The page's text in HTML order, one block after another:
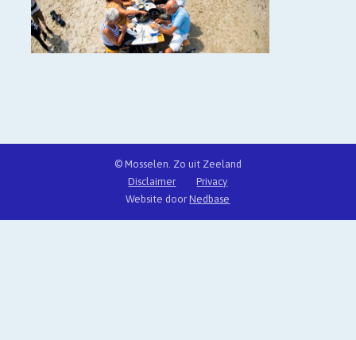
© Mosselen. Zo uit Zeeland
Disclaimer
Privacy
Website doorNedbase